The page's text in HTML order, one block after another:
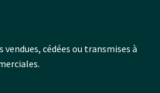
vendues, cédées ou transmises à